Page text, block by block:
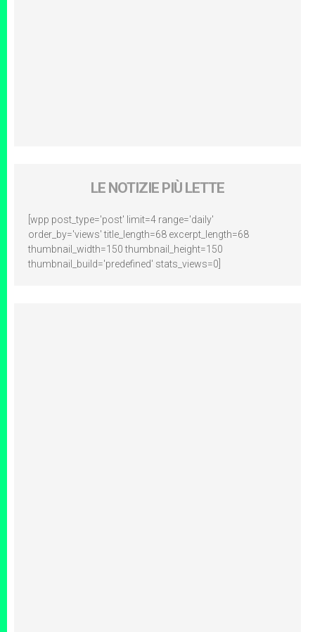
LE NOTIZIE PIÙ LETTE
[wpp post_type='post' limit=4 range='daily'
order_by='views' title_length=68 excerpt_length=68
thumbnail_width=150 thumbnail_height=150
thumbnail_build='predefined' stats_views=0]